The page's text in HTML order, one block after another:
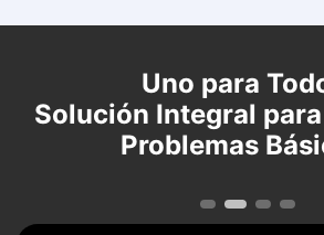
Uno para
Solución Integral
Problemas